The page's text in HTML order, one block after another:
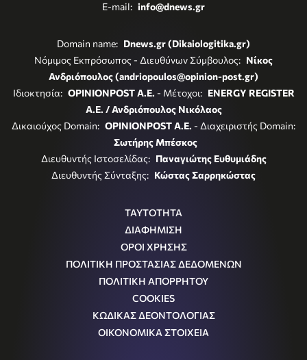
E-mail: info@dnews.gr
Domain name: Dnews.gr (Dikaiologitika.gr)
Νόμιμος Εκπρόσωπος - Διευθύνων Σύμβουλος: Νίκος
Ανδριόπουλος (andriopoulos@opinion-post.gr)
Ιδιοκτησία: OPINIONPOST A.E. - Μέτοχοι: ENERGY REGISTER
Α.Ε. / Ανδριόπουλος Νικόλαος
Δικαιούχος Domain: OPINIONPOST A.E. - Διαχειριστής Domain:
Σωτήρης Μπέσκος
Διευθυντής Ιστοσελίδας: Παναγιώτης Ευθυμιάδης
Διευθυντής Σύνταξης: Κώστας Σαρρηκώστας
ΤΑΥΤΟΤΗΤΑ
ΔΙΑΦΗΜΙΣΗ
ΟΡΟΙ ΧΡΗΣΗΣ
ΠΟΛΙΤΙΚΗ ΠΡΟΣΤΑΣΙΑΣ ΔΕΔΟΜΕΝΩΝ
ΠΟΛΙΤΙΚΗ ΑΠΟΡΡΗΤΟΥ
COOKIES
ΚΩΔΙΚΑΣ ΔΕΟΝΤΟΛΟΓΙΑΣ
ΟΙΚΟΝΟΜΙΚΑ ΣΤΟΙΧΕΙΑ